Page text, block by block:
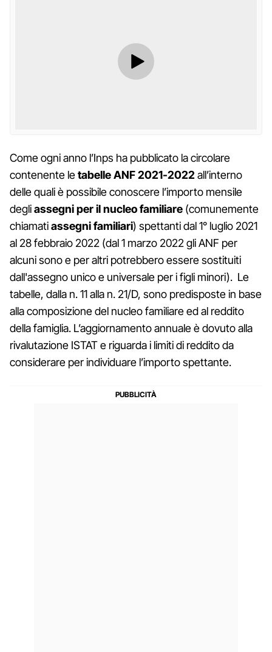
Come ogni anno l’Inps ha pubblicato la circolare
contenente letabelle ANF 2021-2022all’interno
delle quali è possibile conoscere l’importo mensile
degliassegni per il nucleo familiare (comunemente
chiamatiassegni familiari) spettanti dal 1° luglio 2021
al 28 febbraio 2022 (dal 1 marzo 2022 gli ANF per
alcuni sono e per altri potrebbero essere sostituiti
dall'assegno unico e universale per i figli minori). Le
tabelle, dalla n. 11 alla n. 21/D, sono predisposte in base
alla composizione del nucleo familiare ed al reddito
della famiglia. L’aggiornamento annuale è dovuto alla
rivalutazione ISTAT e riguarda i limiti di reddito da
considerare per individuare l’importo spettante.